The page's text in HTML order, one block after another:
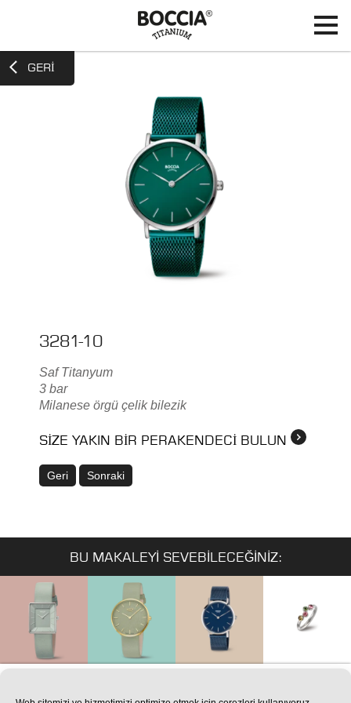
GERI
3281-10
Saf Titanyum
3 bar
Milanese örgü çelik bilezik
SIZE YAKIN BIR PERAKENDECI BULUN
Geri Sonraki
BU MAKALEYI SEVEBILECEĞINIZ: